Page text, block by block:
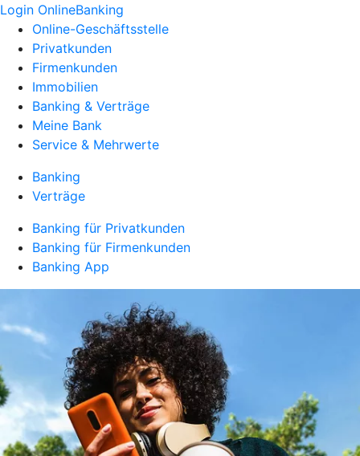
Login OnlineBanking
Online-Geschäftsstelle
Privatkunden
Firmenkunden
Immobilien
Banking & Verträge
Meine Bank
Service & Mehrwerte
Banking
Verträge
Banking für Privatkunden
Banking für Firmenkunden
Banking App